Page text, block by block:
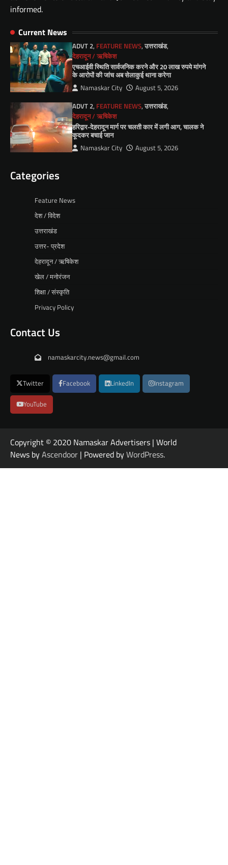
informed.
Current News
ADVT 2, FEATURE NEWS,उत्तराखंड,
देहरादून / ऋषिकेश
एचआईवी स्थिति सार्वजनिक करने और 20 लाख रुपये मांगने
के आरोपों की जांच अब सेलाकुई थाना करेगा
Namaskar City
August 5, 2026
ADVT 2, FEATURE NEWS,उत्तराखंड,
देहरादून / ऋषिकेश
हरिद्वार-देहरादून मार्ग पर चलती कार में लगी आग, चालक ने
कूदकर बचाई जान
Namaskar City August 5, 2026
Categories
Feature News
देश / विदेश
उत्तराखंड
उत्तर- प्रदेश
देहरादून / ऋषिकेश
खेल / मनोरंजन
शिक्षा / संस्कृति
Privacy Policy
Contact Us
namaskarcity.news@gmail.com
Twitter Facebook LinkedIn Instagram
YouTube
Copyright © 2020 Namaskar Advertisers | World
News byAscendoor | Powered byWordPress.